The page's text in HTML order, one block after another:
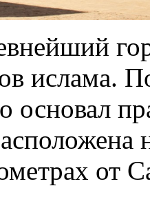
ислама.
основал
от